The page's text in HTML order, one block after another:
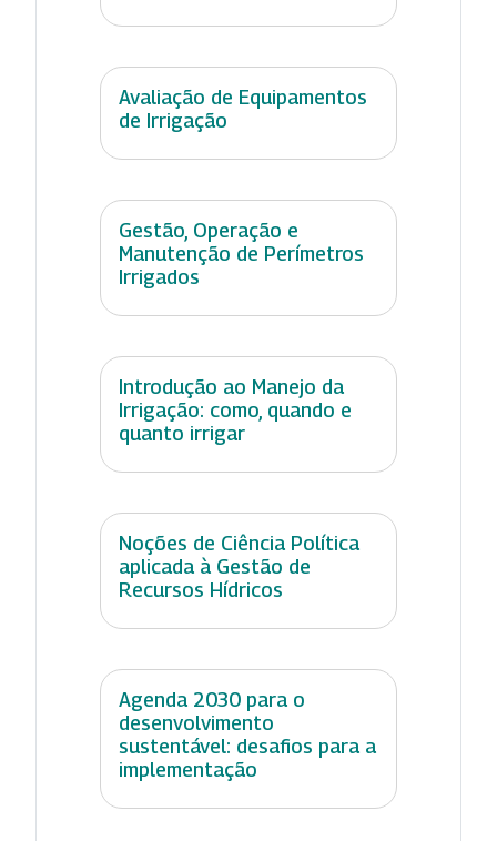
Avaliação de Equipamentos
de Irrigação
Gestão, Operação e
Manutenção de Perímetros
Irrigados
Introdução ao Manejo da
Irrigação: como, quando e
quanto irrigar
Noções de Ciência Política
aplicada à Gestão de
Recursos Hídricos
Agenda 2030 para o
desenvolvimento
sustentável: desafios para a
implementação